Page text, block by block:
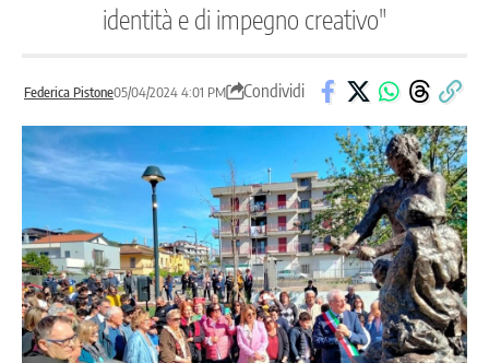
identità e di impegno creativo"
Federica Pistone05/04/2024 4:01 PM Condividi